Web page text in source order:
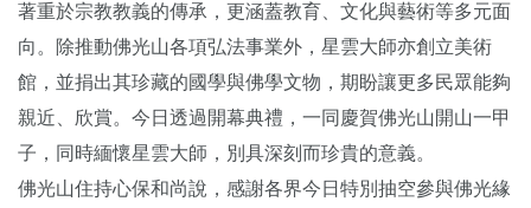
著重於宗教教義的傳承，更涵蓋教育、文化與藝術等多元面
向。除推動佛光山各項弘法事業外，星雲大師亦創立美術
館，並捐出其珍藏的國學與佛學文物，期盼讓更多民眾能夠
親近、欣賞。今日透過開幕典禮，一同慶賀佛光山開山一甲
子，同時緬懷星雲大師，別具深刻而珍貴的意義。
佛光山住持心保和尚說，感謝各界今日特別抽空參與佛光緣